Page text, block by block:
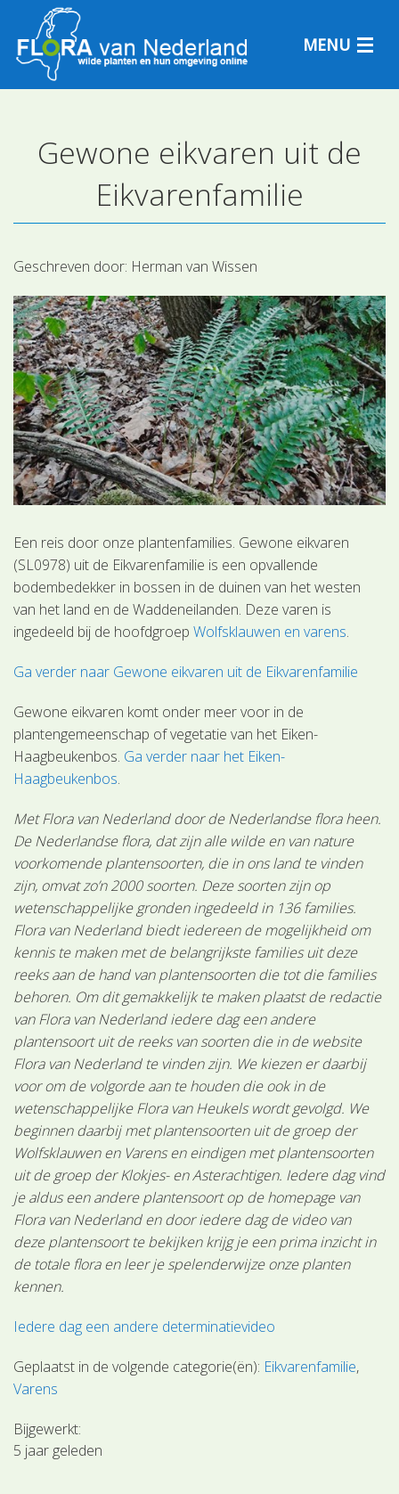
MENU
Plantensoorten
Determineren
Gewone eikvaren uit de
Eikvarenfamilie
Geschreven door: Herman van Wissen
Een reis door onze plantenfamilies. Gewone eikvaren
(SL0978) uit de Eikvarenfamilie is een opvallende
bodembedekker in bossen in de duinen van het westen
van het land en de Waddeneilanden. Deze varen is
ingedeeld bij de hoofdgroepWolfsklauwen en varens.
Ga verder naar Gewone eikvaren uit de Eikvarenfamilie
Gewone eikvaren komt onder meer voor in de
plantengemeenschap of vegetatie van het Eiken-
Haagbeukenbos. Ga verder naar het Eiken-
Haagbeukenbos.
Met Flora van Nederland door de Nederlandse flora heen.
De Nederlandse flora, dat zijn alle wilde en van nature
voorkomende plantensoorten, die in ons land te vinden
zijn, omvat zo’n 2000 soorten. Deze soorten zijn op
wetenschappelijke gronden ingedeeld in 136 families.
Flora van Nederland biedt iedereen de mogelijkheid om
kennis te maken met de belangrijkste families uit deze
reeks aan de hand van plantensoorten die tot die families
behoren. Om dit gemakkelijk te maken plaatst de redactie
van Flora van Nederland iedere dag een andere
plantensoort uit de reeks van soorten die in de website
Flora van Nederland te vinden zijn. We kiezen er daarbij
voor om de volgorde aan te houden die ook in de
wetenschappelijke Flora van Heukels wordt gevolgd. We
beginnen daarbij met plantensoorten uit de groep der
Wolfsklauwen en Varens en eindigen met plantensoorten
uit de groep der Klokjes- en Asterachtigen. Iedere dag vind
je aldus een andere plantensoort op de homepage van
Flora van Nederland en door iedere dag de video van
deze plantensoort te bekijken krijg je een prima inzicht in
de totale flora en leer je spelenderwijze onze planten
kennen.
Iedere dag een andere determinatievideo
Geplaatst in de volgende categorie(ën): Eikvarenfamilie
Varens
Bijgewerkt:
5 jaar geleden